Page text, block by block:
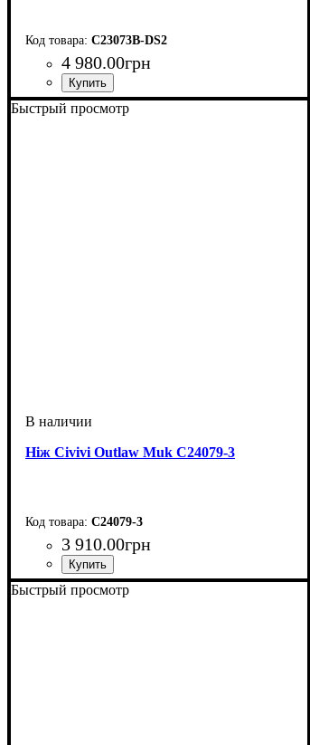
C23073B-DS2
4 980.00грн
Быстрый просмотр
Ніж Civivi Outlaw Muk C24079-3
C24079-3
3 910.00грн
Быстрый просмотр